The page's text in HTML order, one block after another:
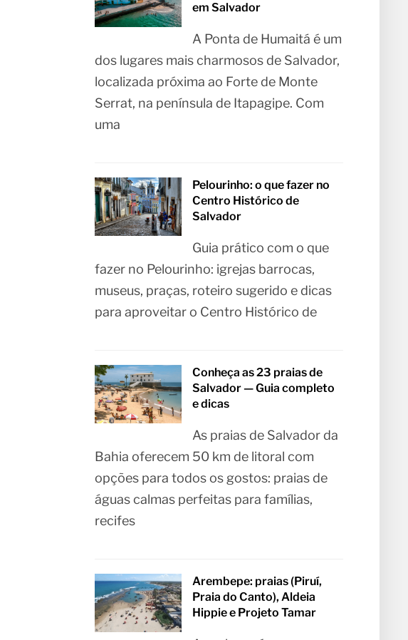
em Salvador
A Ponta de Humaitá é um
dos lugares mais charmosos de Salvador,
localizada próxima ao Forte de Monte
Serrat, na península de Itapagipe. Com
uma
Pelourinho: o que fazer no
Centro Histórico de
Salvador
Guia prático com o que
fazer no Pelourinho: igrejas barrocas,
museus, praças, roteiro sugerido e dicas
para aproveitar o Centro Histórico de
Conheça as 23 praias de
Salvador — Guia completo
e dicas
As praias de Salvador da
Bahia oferecem 50 km de litoral com
opções para todos os gostos: praias de
águas calmas perfeitas para famílias,
recifes
Arembepe: praias (Piruí,
Praia do Canto), Aldeia
Hippie e Projeto Tamar